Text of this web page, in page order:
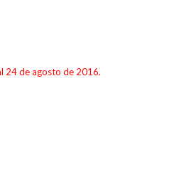
24 de agosto de 2016.